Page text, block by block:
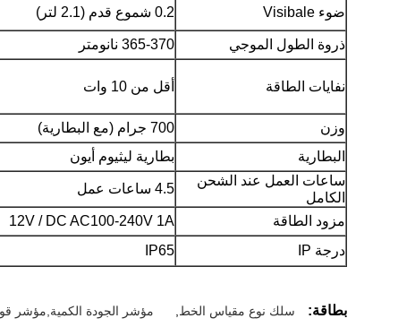
ضوء Visibale 0.2 شموع قدم (2.1 لتر)
ذروة الطول الموجي
365-370 نانومتر
نفايات الطاقة أقل من 10 وات
وزن
700 جرام (مع البطارية)
البطارية
بطارية ليثيوم أيون
ساعات العمل عند الشحن
الكامل
4.5 ساعات عمل
مزود الطاقة
12V / DC AC100-240V 1A
درجة IP
IP65
بطاقة: سلك نوع مقياس الخط, مؤشر الجودة الكمية,مؤشر